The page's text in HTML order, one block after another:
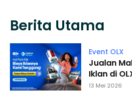
Berita Utama
Event OLX
Jualan
Iklan di
13 Mei 2026